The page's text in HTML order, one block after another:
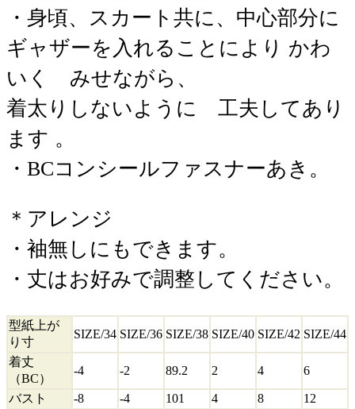
・身頃、スカート共に、中心部分に
ギャザーを入れることにより かわ
いく みせながら、
着太りしないように 工夫してあり
ます 。
・BCコンシールファスナーあき。
＊アレンジ
・袖無しにもできます。
・丈はお好みで調整してください。
型紙上が
り寸
SIZE/34 SIZE/36 SIZE/38 SIZE/40 SIZE/42 SIZE/44
着丈
（BC）
-4 -2 89.2 2 4 6
バスト -8 -4 101 4 8
12